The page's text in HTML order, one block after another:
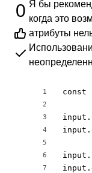
0 Я бы
когда это
атрибуты
1
2
3
4
5
6
7
const